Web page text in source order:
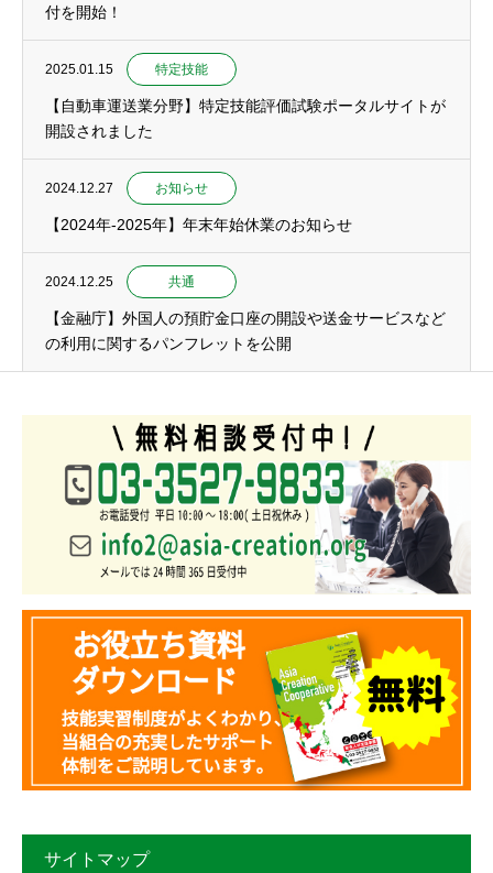
付を開始！
2025.01.15 特定技能
【自動車運送業分野】特定技能評価試験ポータルサイトが
開設されました
2024.12.27 お知らせ
【2024年-2025年】年末年始休業のお知らせ
2024.12.25 共通
【金融庁】外国人の預貯金口座の開設や送金サービスなど
の利用に関するパンフレットを公開
サイトマップ